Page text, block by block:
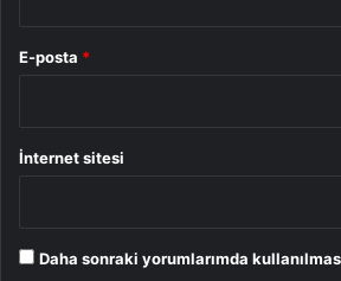
E-posta *
İnternet sitesi
Daha sonraki yorumlarımda